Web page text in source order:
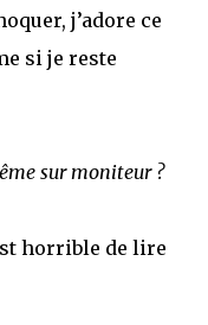
j’adore ce
si je reste
sur moniteur ?
horrible de lire